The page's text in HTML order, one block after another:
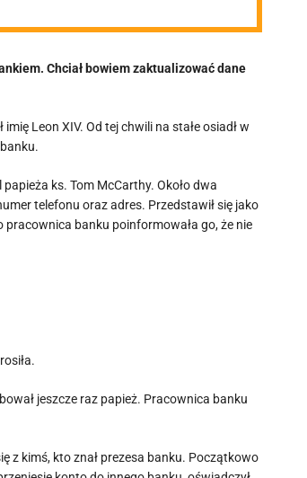
Chciał bowiem zaktualizować dane
Leon XIV. Od tej chwili na stałe osiadł w
ks. Tom McCarthy. Około dwa
telefonu oraz adres. Przedstawił się jako
banku poinformowała go, że nie
jeszcze raz papież. Pracownica banku
z kimś, kto znał prezesa banku. Początkowo